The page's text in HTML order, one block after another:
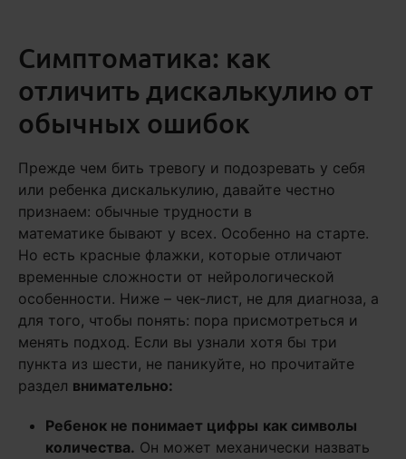
Симптоматика: как
отличить дискалькулию от
обычных ошибок
Прежде чем бить тревогу и подозревать у себя
или ребенка дискалькулию, давайте честно
признаем: обычные трудности в
математике бывают у всех. Особенно на старте.
Но есть красные флажки, которые отличают
временные сложности от нейрологической
особенности. Ниже – чек-лист, не для диагноза, а
для того, чтобы понять: пора присмотреться и
менять подход. Если вы узнали хотя бы три
пункта из шести, не паникуйте, но прочитайте
раздел внимательно:
Ребенок не понимает цифры как символы
количества. Он может механически назвать